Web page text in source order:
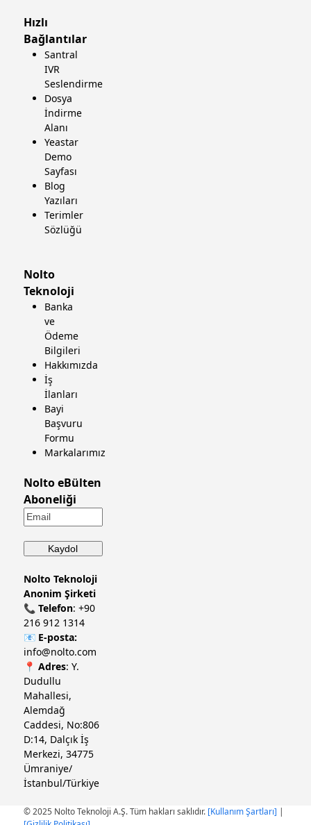
Hızlı
Bağlantılar
Santral
IVR
Seslendirme
Dosya
İndirme
Alanı
Yeastar
Demo
Sayfası
Blog
Yazıları
Terimler
Sözlüğü
Nolto
Teknoloji
Banka
ve
Ödeme
Bilgileri
Hakkımızda
İş
İlanları
Bayi
Başvuru
Formu
Markalarımız
Nolto eBülten
Aboneliği
Nolto Teknoloji
Anonim Şirketi
📞 Telefon: +90
216 912 1314
📧 E-posta:
info@nolto.com
📍 Adres: Y.
Dudullu
Mahallesi,
Alemdağ
Caddesi, No:806
D:14, Dalçık İş
Merkezi, 34775
Ümraniye/
İstanbul/Türkiye
© 2025 Nolto Teknoloji A.Ş. Tüm hakları saklıdır. [Kullanım Şartları] |